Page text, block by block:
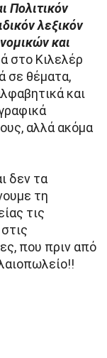
Πολιτικόν
λεξικόν
και
στο Κιλελέρ
σε θέματα,
και
αλλά ακόμα
δεν τα
τη
τις
που πριν από